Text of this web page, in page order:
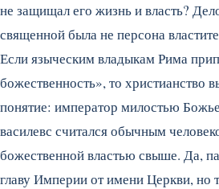
не защищал его жизнь и власть?
священной была не персона
Если языческим владыкам Рима
божественность», то христианство
понятие: император милостью
василевс считался обычным
божественной властью свыше. Да,
главу Империи от имени Церкви, но